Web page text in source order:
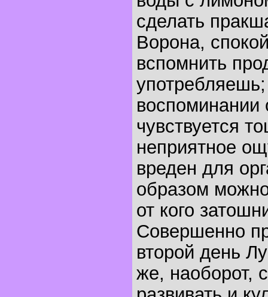
сделать
Ворона,
вспомнить
воспоминании
чувствуется
неприятное
вреден для
образом
от кого
Совершенно
второй день
же, наоборот,